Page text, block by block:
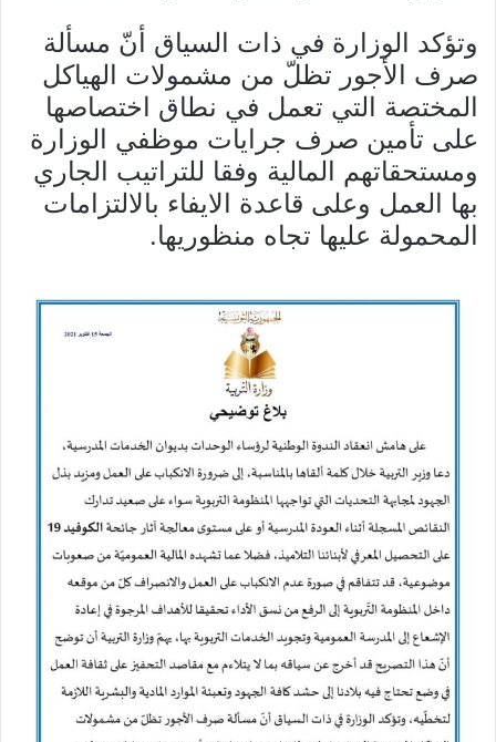
وتؤكد الوزارة في ذات السياق أنّ مسألة
صرف الأجور تظلّ من مشمولات الهياكل
المختصة التي تعمل في نطاق اختصاصها
على تأمين صرف جرايات موظفي الوزارة
ومستحقاتهم المالية وفقا للتراتيب الجاري
بها العمل وعلى قاعدة الايفاء بالالتزامات
المحمولة عليها تجاه منظوريها.